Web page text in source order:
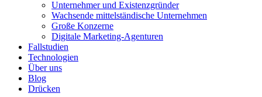
Unternehmer und Existenzgründer
Wachsende mittelständische Unternehmen
Große Konzerne
Digitale Marketing-Agenturen
Fallstudien
Technologien
Über uns
Blog
Drücken